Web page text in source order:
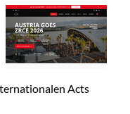
Acts